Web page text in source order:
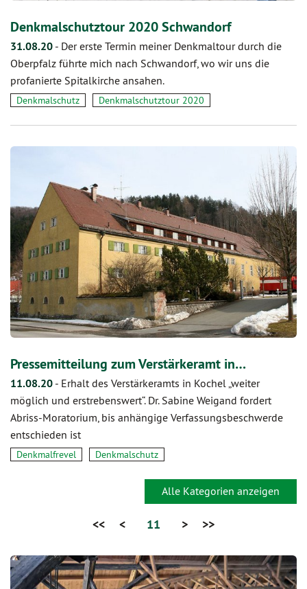
Denkmalschutztour 2020 Schwandorf
31.08.20 - Der erste Termin meiner Denkmaltour durch die
Oberpfalz führte mich nach Schwandorf, wo wir uns die
profanierte Spitalkirche ansahen.
Denkmalschutz Denkmalschutztour 2020
Pressemitteilung zum Verstärkeramt in…
11.08.20 - Erhalt des Verstärkeramts in Kochel „weiter
möglich und erstrebenswert“. Dr. Sabine Weigand fordert
Abriss-Moratorium, bis anhängige Verfassungsbeschwerde
entschieden ist
Denkmalfrevel Denkmalschutz
Alle Kategorien anzeigen
<< < 11 > >>